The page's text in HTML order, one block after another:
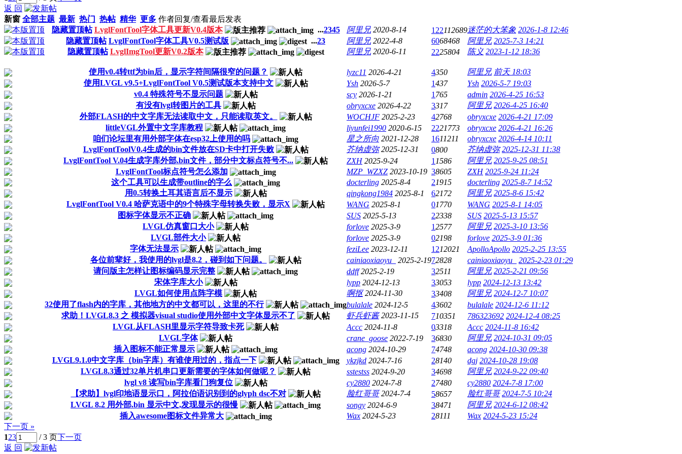
返 回
新窗 全部主题 最新 热门 热帖 精华 更多 作者回复/查看最后发表
隐藏置顶帖 LvglFontTool字体工具更新V0.4版本 ...2345 阿里兄 2020-8-14 122112689迷茫的大笨象 2026-1-8 12:46
隐藏置顶帖 LvglFontTool字体工具V0.5测试版 ...23 阿里兄 2022-4-8 6068468 阿里兄 2025-7-3 14:21
隐藏置顶帖 LvglImgTool更新V0.2版本 阿里兄 2020-6-11 2225804 陈义 2023-1-12 18:36
使用v0.4转ttf为bin后，显示字符间隔很窄的问题？ lyzc11 2026-4-21 4350 阿里兄 前天 18:03
使用LVGL v9.5+LvglFontTool V0.5测试版本支持中文
Ysh 2026-5-7 1437 Ysh 2026-5-7 19:03
v0.4 特殊符号不显示问题
scy 2026-1-21 1 765 admin 2026-4-25 16:53
有没有lvgl转图片的工具
obryxcxe 2026-4-22 3317 阿里兄 2026-4-25 16:40
外部FLASH的中文字库无法读取中文，只能读取英文。
WOCHJF 2025-2-23 42768 obryxcxe 2026-4-21 17:09
littleVGL外置中文字库教程
liyunfei1990 2020-6-15 2221773 obryxcxe 2026-4-21 16:26
咱们论坛里有用外部字体在esp32上使用的吗
星之所向 2021-12-28 1611211 obryxcxe 2026-4-14 10:11
LvglFontToolV0.4生成的bin文件放在SD卡中打开失败
芥纳虚弥 2025-12-31 0800 芥纳虚弥 2025-12-31 11:38
LvglFontTool V.04生成字库外部.bin文件，部分中文标点符号不...
ZXH 2025-9-24 1 1586 阿里兄 2025-9-25 08:51
LvglFontTool标点符号怎么添加
MZP_WZXZ 2023-10-19 38605 ZXH 2025-9-24 11:24
这个工具可以生成带outline的字么
docterling 2025-8-4 21915 docterling 2025-8-7 14:52
用0.5转换土耳其语言后不显示
qingkong1984 2025-8-1 62172 阿里兄 2025-8-6 15:42
LvglFontTool V0.4 哈萨克语中的9个特殊字母转换失败，显示X
WANG 2025-8-1 01770 WANG 2025-8-1 14:05
图标字体显示不正确
SUS 2025-5-13 22338 SUS 2025-5-13 15:57
LVGL仿真窗口大小
forlove 2025-3-9 12577 阿里兄 2025-3-10 13:56
LVGL部件大小
forlove 2025-3-9 02198 forlove 2025-3-9 01:36
字体无法显示
feziLee 2023-12-11 1212021 ApolloApollo 2025-2-25 13:55
各位前辈好，我使用的lvgl是8.2，碰到如下问题。
cainiaoxiaoyu_ 2025-2-1972828 cainiaoxiaoyu_
2025-2-23 01:29
请问版主怎样让图标编码显示完整
ddff 2025-2-19 32511 阿里兄 2025-2-21 09:56
宋体字库大小
lypp 2024-12-13 33053 lypp 2024-12-13 13:42
LVGL如何使用点阵字模
啊抠 2024-11-30 33408 阿里兄 2024-12-7 10:07
32使用了flash内的字库，其他地方的中文都可以，这里的不行
bulalale 2024-12-5 43602 bulalale 2024-12-6 11:12
求助！LVGL8.3 之 模拟器visual studio使用外部中文字体显示不了
虾兵虾酱 2023-11-15 710351 786323692 2024-12-4 08:25
LVGL从FLASH里显示字符导致卡死
Accc 2024-11-8 03318 Accc 2024-11-8 16:42
LVGL字体
crane_goose 2022-7-19 36830 阿里兄 2024-10-31 09:05
插入图标不能正常显示
acong 2024-10-29 74748 acong 2024-10-30 09:38
LVGL9.1.0中文字库（bin字库）有谁使用过的，指点一下
ykzjkd 2024-7-16 28140 dgj 2024-10-28 19:08
LVGL8.3通过32单片机串口更新需要的字体如何做呢？
sstestss 2024-9-20 34698 阿里兄 2024-9-22 09:40
lvgl v8 读写bin字库看门狗复位
cy2880 2024-7-8 27480 cy2880 2024-7-8 17:00
【求助】lvgl印地语显示口，阿拉伯语识别到的glyph dsc不对
脸红哥哥 2024-7-4 58657 脸红哥哥 2024-7-5 10:24
LVGL 8.2 用外部.bin 显示中文,发现显示的很慢
songy 2024-6-9 38471 阿里兄 2024-6-12 08:42
插入awesome图标文件异常大
Wax 2024-5-23 28111 Wax 2024-5-23 15:24
下一页 »
123 / 3 页下一页
返 回